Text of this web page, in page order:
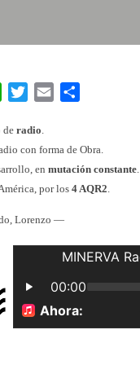
WhatsAppTwitterEmail
deradio.
con forma de Obra.
enmutación constante.
por los4 AQR2.
Lorenzo —